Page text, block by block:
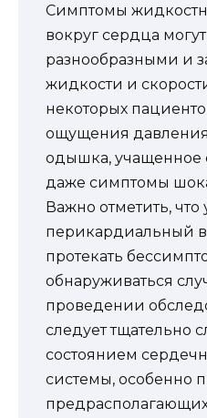
Симптомы
вокруг сердца
разнообразными и
жидкости и
некоторых
ощущения
одышка, учащенное
даже симптомы
Важно отметить,
перикардиальный
протекать
обнаруживаться
проведении
следует тщательно
состоянием
системы, особенно